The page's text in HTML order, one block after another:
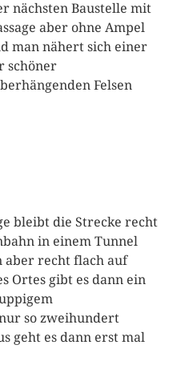
nächsten Baustelle mit
aber ohne Ampel
man nähert sich einer
schöner
Felsen
bleibt die Strecke recht
in einem Tunnel
recht flach auf
Ortes gibt es dann ein
so zweihundert
geht es dann erst mal